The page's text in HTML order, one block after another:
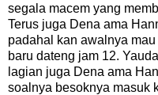
segala macem yang
Terus juga Dena ama
padahal kan awalnya
baru dateng jam 12.
lagian juga Dena ama
soalnya besoknya masuk